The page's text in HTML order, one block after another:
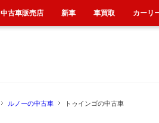
ルノーの中古車 トゥインゴの中古車
中古車販売店 新車 車買取 カーリ